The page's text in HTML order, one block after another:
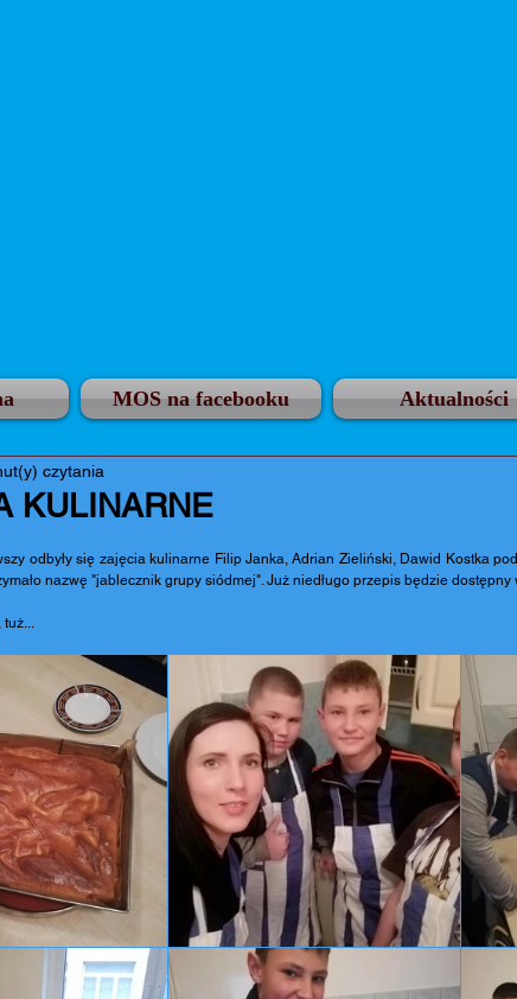
MOS na facebooku Aktualności
KULINARNE
czytania
odbyły się zajęcia kulinarne Filip Janka, Adrian Zieliński, Dawid Kostka
nazwę "jablecznik grupy siódmej". Już niedługo przepis będzie
tuż...